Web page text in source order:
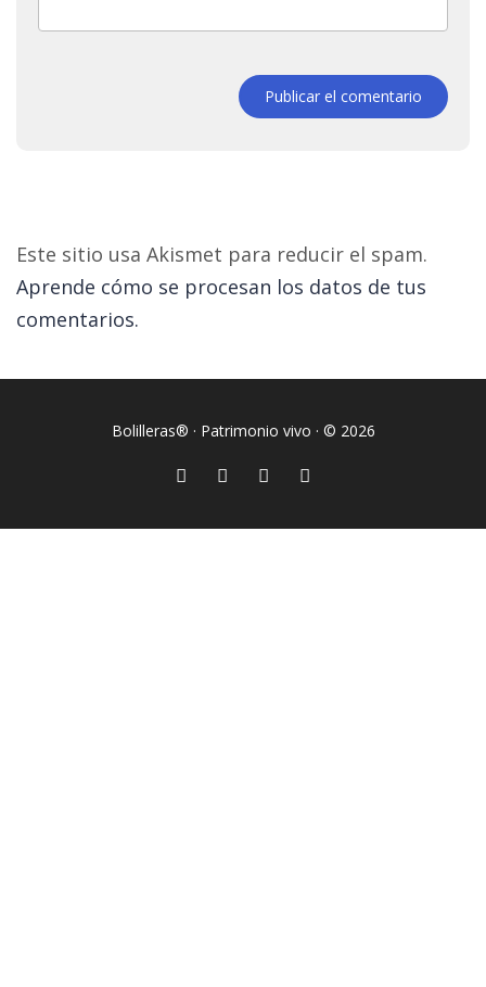
Publicar el comentario
Este sitio usa Akismet para reducir el spam.
Aprende cómo se procesan los datos de tus
comentarios.
Bolilleras® · Patrimonio vivo · © 2026